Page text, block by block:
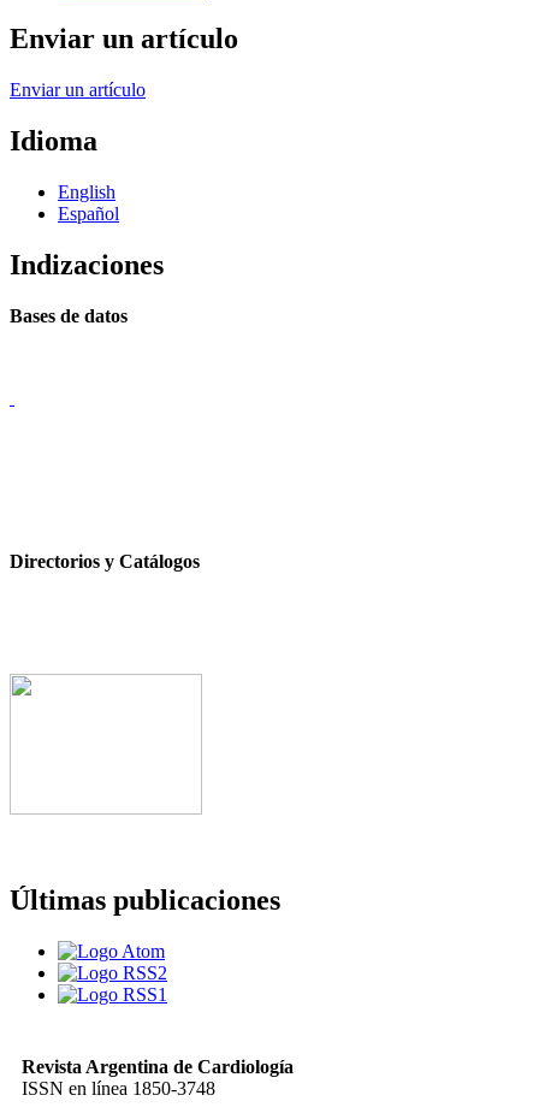
Enviar un artículo
Enviar un artículo
Idioma
English
Español
Indizaciones
Bases de datos
Directorios y Catálogos
Últimas publicaciones
Revista Argentina de Cardiología
ISSN en línea 1850-3748